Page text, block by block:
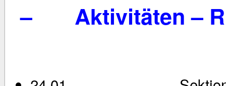
– Aktivitäten –